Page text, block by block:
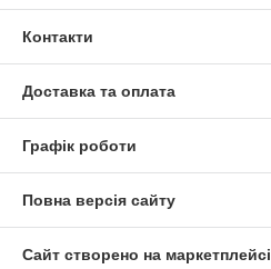
Контакти
Доставка та оплата
Графік роботи
Повна версія сайту
Сайт створено на маркетплейсі